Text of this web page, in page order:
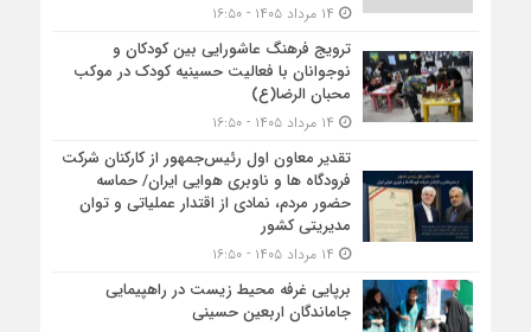
ترویج فرهنگ عاشورایی بین کودکان و
نوجوانان با فعالیت حسینیه کودک در موکب
محبان الرضا(ع)
تقدیر معاون اول رئیس‌جمهور از کارکنان شرکت
فرودگاه ها و ناوبری هوایی ایران/ حماسه
حضور مردم، نمادی از اقتدار عملیاتی و توان
مدیریتی کشور
برپایی غرفه محیط زیست در راهپیمایی
جاماندگان اربعین حسینی